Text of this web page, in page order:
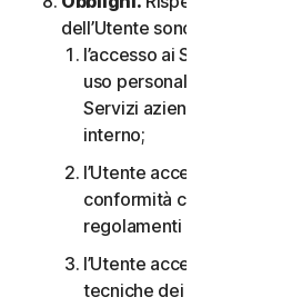
dell’Utente sono i seguenti:
l’accesso ai Servizi per i
uso personale o
Servizi aziendali, è solo
interno;
l’Utente accetta di
conformità con il CLS e
regolamenti applicabili;
l’Utente accetta di
tecniche dei Servizi e/o